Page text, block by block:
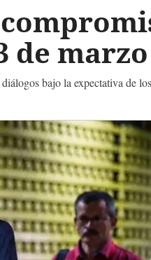
de marzo
bajo la expectativa de